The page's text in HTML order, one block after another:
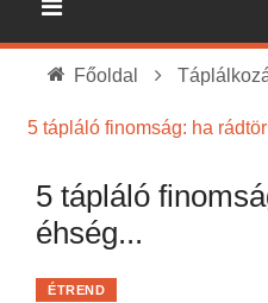
Főoldal
5 tápláló finomság: ha
5 tápláló
éhség...
ÉTREND